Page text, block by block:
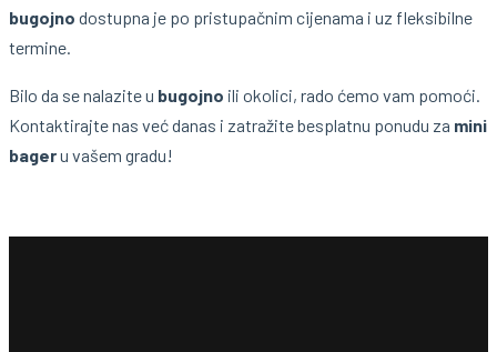
bugojno dostupna je po pristupačnim cijenama i uz fleksibilne
termine.
Bilo da se nalazite u bugojno ili okolici, rado ćemo vam pomoći.
Kontaktirajte nas već danas i zatražite besplatnu ponudu za mini
bageru vašem gradu!